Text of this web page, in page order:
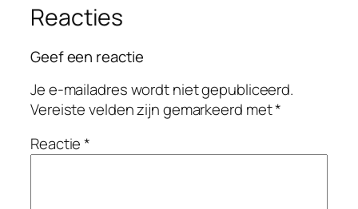
Reacties
Geef een reactie
Je e-mailadres wordt niet gepubliceerd.
Vereiste velden zijn gemarkeerd met*
Reactie*